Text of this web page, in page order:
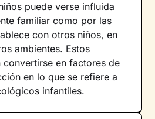
puede verse influida
familiar como por las
con otros niños, en
ambientes. Estos
convertirse en factores de
en lo que se refiere a
infantiles.